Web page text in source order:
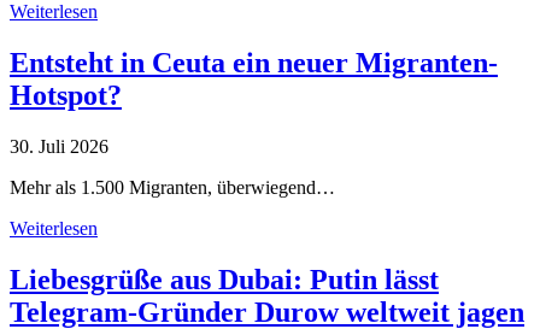
Weiterlesen
Entsteht in Ceuta ein neuer Migranten-
Hotspot?
30. Juli 2026
Mehr als 1.500 Migranten, überwiegend…
Weiterlesen
Liebesgrüße aus Dubai: Putin lässt
Telegram-Gründer Durow weltweit jagen